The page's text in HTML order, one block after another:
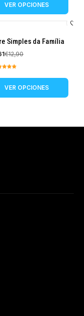
VER OPCIONES
Simples da Família
€12,90
VER OPCIONES